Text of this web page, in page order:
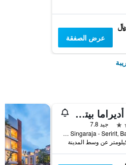
عرض الصفقة
نيو أديراما بيتش هوتل
جيد 7.8
Jl. Raya Singaraja - Seririt, Banjar, إندونيسيا